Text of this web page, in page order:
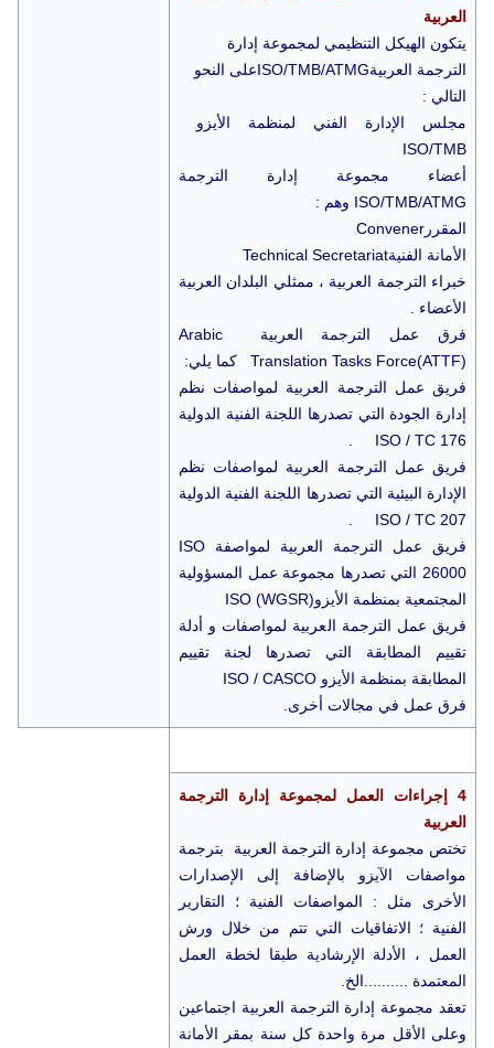
العربية
يتكون الهيكل التنظيمي لمجموعة إدارة
الترجمة العربيةISO/TMB/ATMGعلى النحو
التالي :
مجلس الإدارة الفني لمنظمة الأيزو
ISO/TMB
أعضاء مجموعة إدارة الترجمة
ISO/TMB/ATMG وهم :
المقررConvener
الأمانة الفنيةTechnical Secretariat
خبراء الترجمة العربية ، ممثلي البلدان العربية
الأعضاء .
فرق عمل الترجمة العربية Arabic
Translation Tasks Force(ATTF) كما يلي:
فريق عمل الترجمة العربية لمواصفات نظم
إدارة الجودة التي تصدرها اللجنة الفنية الدولية
ISO / TC 176 .
فريق عمل الترجمة العربية لمواصفات نظم
الإدارة البيئية التي تصدرها اللجنة الفنية الدولية
ISO / TC 207 .
فريق عمل الترجمة العربية لمواصفة ISO
26000 التي تصدرها مجموعة عمل المسؤولية
المجتمعية بمنظمة الأيزوISO (WGSR)
فريق عمل الترجمة العربية لمواصفات و أدلة
تقييم المطابقة التي تصدرها لجنة تقييم
المطابقة بمنظمة الأيزو ISO / CASCO
فرق عمل في مجالات أخرى.
4 إجراءات العمل لمجموعة إدارة الترجمة
العربية
تختص مجموعة إدارة الترجمة العربية بترجمة
مواصفات الآيزو بالإضافة إلى الإصدارات
الأخرى مثل : المواصفات الفنية ؛ التقارير
الفنية ؛ الاتفاقيات التي تتم من خلال ورش
العمل ، الأدلة الإرشادية طبقا لخطة العمل
المعتمدة ..........الخ.
تعقد مجموعة إدارة الترجمة العربية اجتماعين
وعلى الأقل مرة واحدة كل سنة بمقر الأمانة